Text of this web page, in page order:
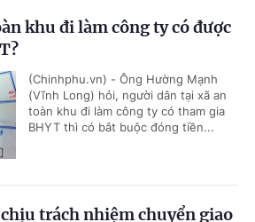
khu đi làm công ty có được
(Chinhphu.vn) - Ông Hường Mạnh
(Vĩnh Long) hỏi, người dân tại xã an
toàn khu đi làm công ty có tham gia
BHYT thì có bắt buộc đóng tiền...
trách nhiệm chuyển giao